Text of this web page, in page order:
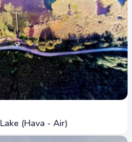
(Hava - Air)